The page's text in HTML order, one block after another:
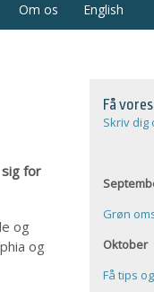
Om os English
for
og
og
Få
Skriv
Grøn
Oktober
Få tips